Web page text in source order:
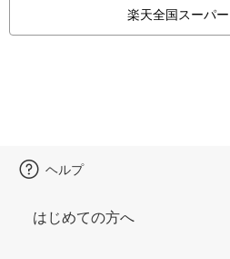
楽天全国スーパ
ヘルプ
はじめての方へ